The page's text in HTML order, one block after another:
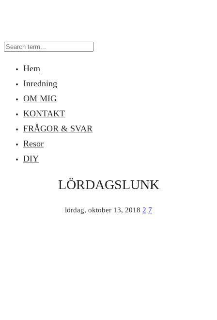
Hem
Inredning
OM MIG
KONTAKT
FRÅGOR & SVAR
Resor
DIY
LÖRDAGSLUNK
lördag, oktober 13, 2018 2 7